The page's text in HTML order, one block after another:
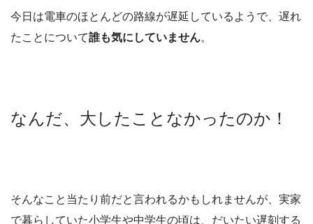
今日は電車のほとんどの路線が遅延しているようで、遅れ
たことについて誰も気にしていません。
なんだ、大したことなかったのか！
そんなこと当たり前だと言われるかもしれませんが、実家
で暮らしていた小学生や中学生の頃は、だいたい遅刻する